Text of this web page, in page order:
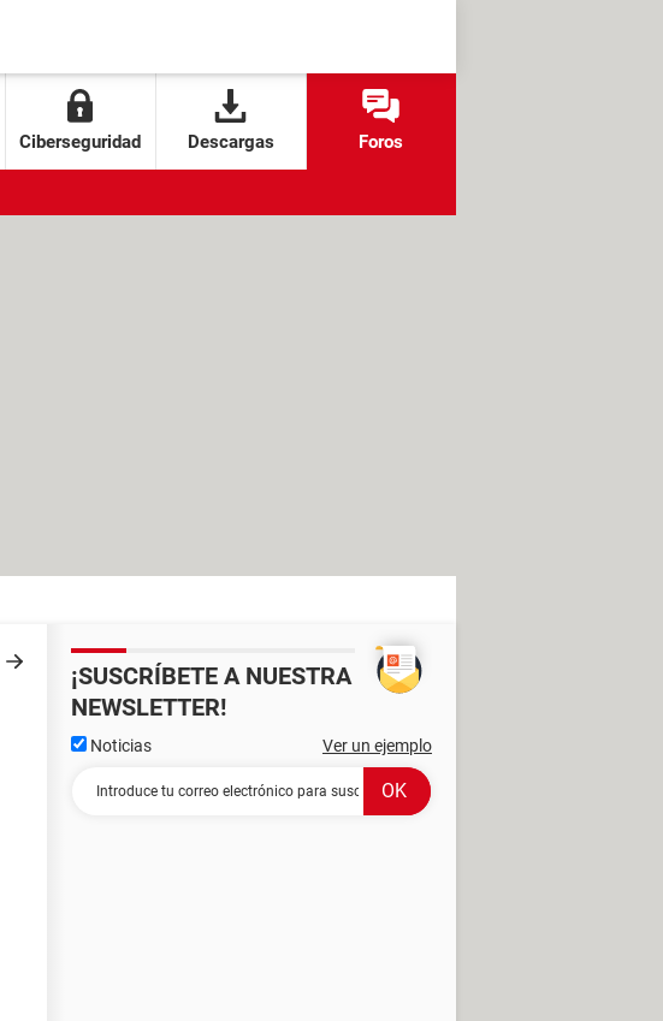
Ciberseguridad Descargas Foros
¡SUSCRÍBETE A NUESTRA
NEWSLETTER!
Noticias Ver un ejemplo